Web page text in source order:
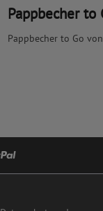
Pappbecher to
Pappbecher to Go